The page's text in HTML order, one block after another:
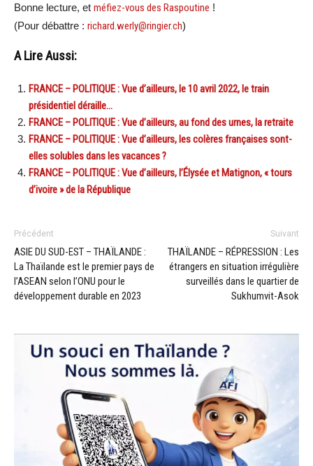
Bonne lecture, et méfiez-vous des Raspoutine !
(Pour débattre : richard.werly@ringier.ch)
A Lire Aussi:
FRANCE – POLITIQUE : Vue d’ailleurs, le 10 avril 2022, le train
présidentiel déraille…
FRANCE – POLITIQUE : Vue d’ailleurs, au fond des urnes, la retraite
FRANCE – POLITIQUE : Vue d’ailleurs, les colères françaises sont-
elles solubles dans les vacances ?
FRANCE – POLITIQUE : Vue d’ailleurs, l’Élysée et Matignon, « tours
d’ivoire » de la République
Précédent
ASIE DU SUD-EST – THAÏLANDE :
La Thaïlande est le premier pays de
l’ASEAN selon l’ONU pour le
développement durable en 2023
Suivant
THAÏLANDE – RÉPRESSION : Les
étrangers en situation irrégulière
surveillés dans le quartier de
Sukhumvit-Asok